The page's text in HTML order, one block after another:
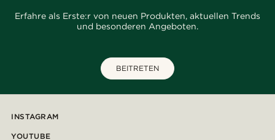
Erfahre als Erste:r von neuen Produkten, aktuellen Trends
und besonderen Angeboten.
BEITRETEN
INSTAGRAM
YOUTUBE